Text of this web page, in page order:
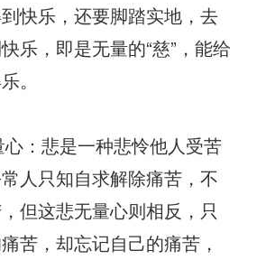
快乐，还要脚踏实地，去
乐，即是无量的“慈”，能给
。
：悲是一种悲怜他人受苦
人只知自求解除痛苦，不
但这悲无量心则相反，只
苦，却忘记自己的痛苦，